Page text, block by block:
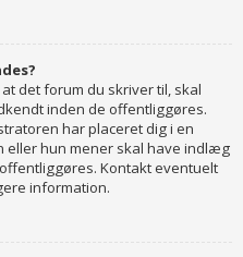
det forum du skriver til, skal
inden de offentliggøres.
har placeret dig i en
eller hun mener skal have indlæg
Kontakt eventuelt
information.